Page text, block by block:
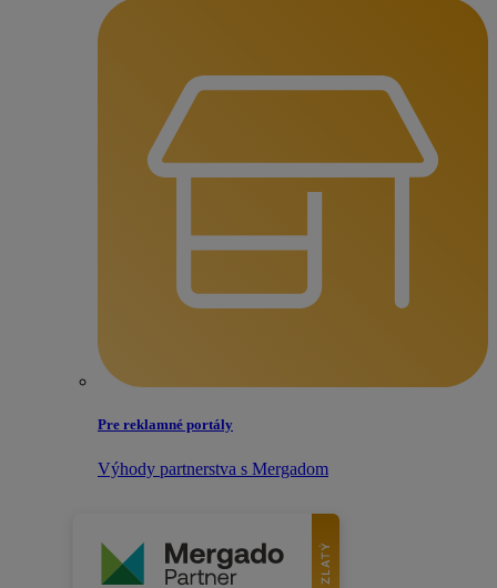
Pre reklamné portály
Výhody partnerstva s Mergadom